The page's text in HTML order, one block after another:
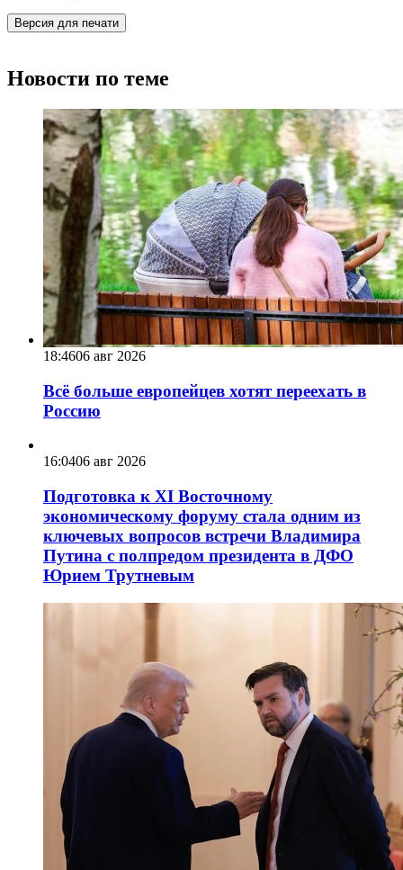
Версия для печати
Новости по теме
18:4606 авг 2026
Всё больше европейцев хотят переехать в
Россию
16:0406 авг 2026
Подготовка к XI Восточному
экономическому форуму стала одним из
ключевых вопросов встречи Владимира
Путина с полпредом президента в ДФО
Юрием Трутневым